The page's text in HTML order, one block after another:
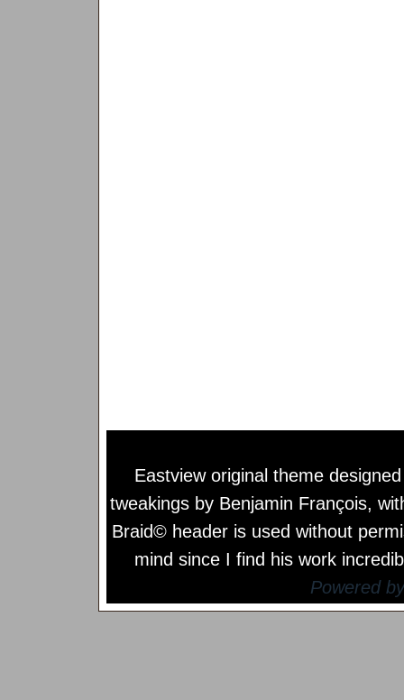
Eastview original theme
tweakings by Benjamin François,
Braid© header is used without
mind since I find his work
Powered